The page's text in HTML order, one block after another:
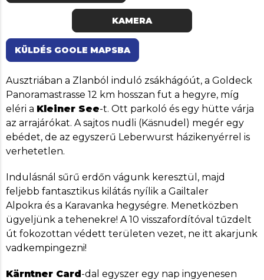
KAMERA
KÜLDÉS GOOLE MAPSBA
Ausztriában a Zlanból induló zsákhágóút, a Goldeck
Panoramastrasse 12 km hosszan fut a hegyre, míg
eléri a Kleiner See-t. Ott parkoló és egy hütte várja
az arrajárókat. A sajtos nudli (Käsnudel) megér egy
ebédet, de az egyszerű Leberwurst házikenyérrel is
verhetetlen.
Indulásnál sűrű erdőn vágunk keresztül, majd
feljebb fantasztikus kilátás nyílik a Gailtaler
Alpokra és a Karavanka hegységre. Menetközben
ügyeljünk a tehenekre! A 10 visszafordítóval tűzdelt
út fokozottan védett területen vezet, ne itt akarjunk
vadkempingezni!
Kärntner Card-dal egyszer egy nap ingyenesen